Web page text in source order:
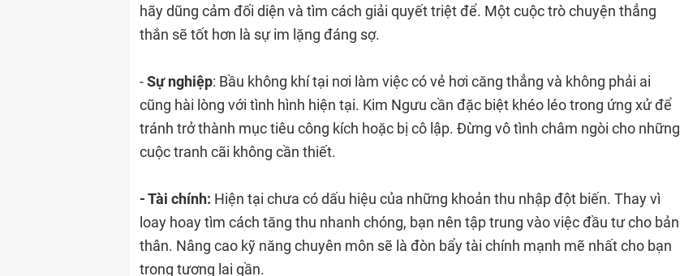
hãy dũng cảm đối diện và tìm cách giải quyết triệt để. Một cuộc trò chuyện thẳng
thắn sẽ tốt hơn là sự im lặng đáng sợ.
-Sự nghiệp: Bầu không khí tại nơi làm việc có vẻ hơi căng thẳng và không phải ai
cũng hài lòng với tình hình hiện tại. Kim Ngưu cần đặc biệt khéo léo trong ứng xử để
tránh trở thành mục tiêu công kích hoặc bị cô lập. Đừng vô tình châm ngòi cho những
cuộc tranh cãi không cần thiết.
- Tài chính: Hiện tại chưa có dấu hiệu của những khoản thu nhập đột biến. Thay vì
loay hoay tìm cách tăng thu nhanh chóng, bạn nên tập trung vào việc đầu tư cho bản
thân. Nâng cao kỹ năng chuyên môn sẽ là đòn bẩy tài chính mạnh mẽ nhất cho bạn
trong tương lai gần.